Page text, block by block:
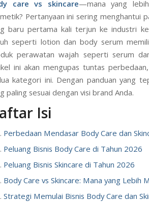
care vs skincare—mana yang
Pertanyaan ini sering menghantui
baru pertama kali terjun ke industri
seperti lotion dan body serum
perawatan wajah seperti serum
ini akan mengupas tuntas
kategori ini. Dengan panduan yang
paling sesuai dengan visi brand Anda.
Isi
Perbedaan Mendasar Body Care dan
Peluang Bisnis Body Care di Tahun 2026
Peluang Bisnis Skincare di Tahun 2026
Body Care vs Skincare: Mana yang Lebih
Strategi Memulai Bisnis Body Care dan